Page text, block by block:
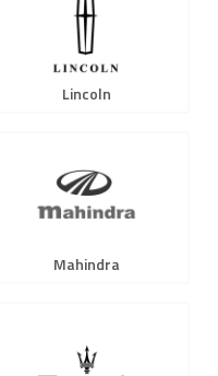
Lincoln
Mahindra